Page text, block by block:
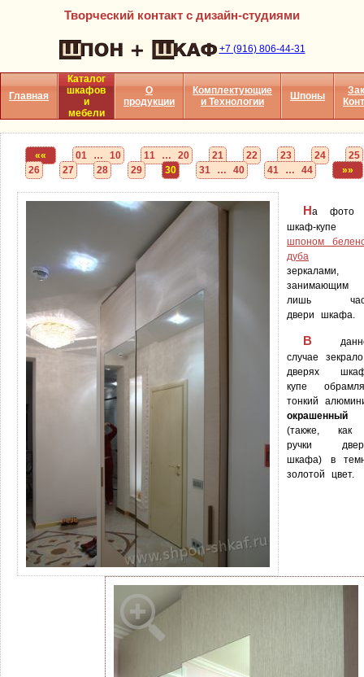
Творческий контакт с дизайн-студиями
+7 (916) 806-44-31
Главная
Каталог
шкафов
и
мебели
О
продукции
Комплектующие
и Технологии
Шпоны
«« 01 … 10 11 … 20 21 22 23 24
25
26
27 28 29 30 31 … 40 41 … 44 »»
На фото
шкаф-купе
шпоном
дуба
зеркалами,
занимающим
лишь
двери шкафа.
В
случае
дверях
купе
тонкий
окрашенный
(также,
ручки
шкафа) в
золотой цвет.